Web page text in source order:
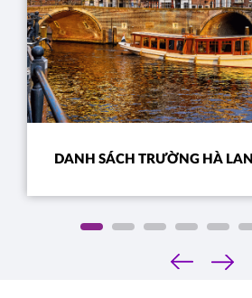
DANH SÁCH TRƯỜNG HÀ LAN
‹
›